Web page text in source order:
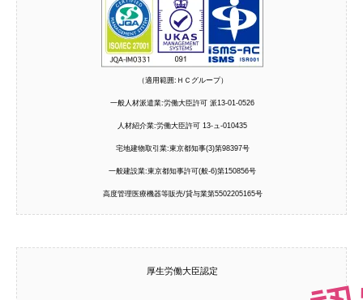
（適用範囲:ＨＣグループ）
一般人材派遣業:労働大臣許可 派13-01-0526
人材紹介業:労働大臣許可 13-ュ-010435
宅地建物取引業:東京都知事(3)第98397号
一般建設業:東京都知事許可(般-6)第150856号
高度管理医療機器等販売/貸与業第5502205165号
厚生労働大臣認定